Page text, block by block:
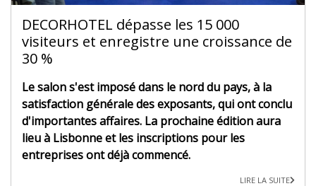
DECORHOTEL dépasse les 15 000
visiteurs et enregistre une croissance de
30 %
Le salon s'est imposé dans le nord du pays, à la
satisfaction générale des exposants, qui ont conclu
d'importantes affaires. La prochaine édition aura
lieu à Lisbonne et les inscriptions pour les
entreprises ont déjà commencé.
LIRE LA SUITE